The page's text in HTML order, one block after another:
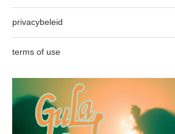
privacybeleid
terms of use